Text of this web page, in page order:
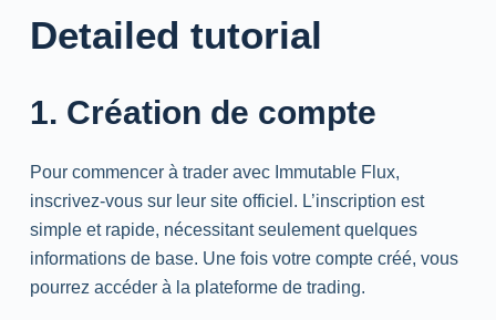
Detailed tutorial
1. Création de compte
Pour commencer à trader avec Immutable Flux,
inscrivez-vous sur leur site officiel. L’inscription est
simple et rapide, nécessitant seulement quelques
informations de base. Une fois votre compte créé, vous
pourrez accéder à la plateforme de trading.